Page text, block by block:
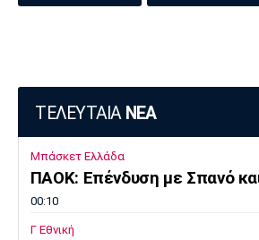
ΤΕΛΕΥΤΑΙΑ ΝΕΑ
Μπάσκετ Ελλάδα
ΠΑΟΚ: Επένδυση με Σπανό
00:10
Γ Εθνική